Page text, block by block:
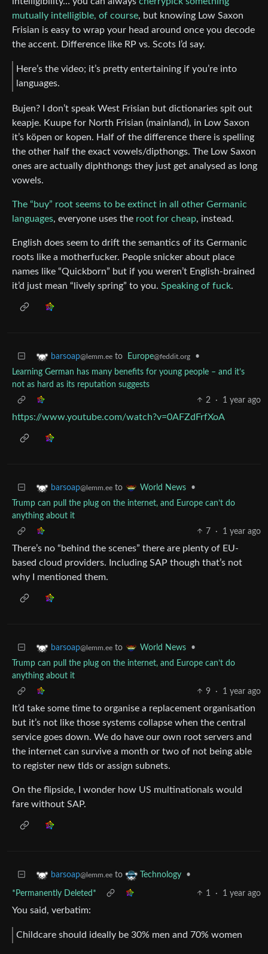
mutually intelligible, of course, but knowing Low Saxon
Frisian is easy to wrap your head around once you decode
the accent. Difference like RP vs. Scots I’d say.
Here’s the video; it’s pretty entertaining if you’re into
languages.
Bujen? I don’t speak West Frisian but dictionaries spit out
keapje. Kuupe for North Frisian (mainland), in Low Saxon
it’s kö­pen or kopen. Half of the difference there is spelling
the other half the exact vowels/dipthongs. The Low Saxon
ones are actually diphthongs they just get analysed as long
vowels.
The “buy” root seems to be extinct in all other Germanic
languages, everyone uses the root for cheap, instead.
English does seem to drift the semantics of its Germanic
roots like a motherfucker. People snicker about place
names like “Quickborn” but if you weren’t English-brained
it’d just mean “lively spring” to you. Speaking of fuck.
barsoap@lemm.ee to Europe@feddit.org
•
Learning German has many benefits for young people – and it’s
not as hard as its reputation suggests
2
· 1 year ago
https://www.youtube.com/watch?v=0AFZdFrfXoA
barsoap@lemm.ee to World News
•
Trump can pull the plug on the internet, and Europe can’t do
anything about it
7
· 1 year ago
There’s no “behind the scenes” there are plenty of EU-
based cloud providers. Including SAP though that’s not
why I mentioned them.
barsoap@lemm.ee to World News
•
Trump can pull the plug on the internet, and Europe can’t do
anything about it
9
· 1 year ago
It’d take some time to organise a replacement organisation
but it’s not like those systems collapse when the central
service goes down. We do have our own root servers and
the internet can survive a month or two of not being able
to register new tlds or assign subnets.
On the flipside, I wonder how US multinationals would
fare without SAP.
barsoap@lemm.ee to Technology •
*Permanently Deleted* 1 · 1 year ago
You said, verbatim:
Childcare should ideally be 30% men and 70% women